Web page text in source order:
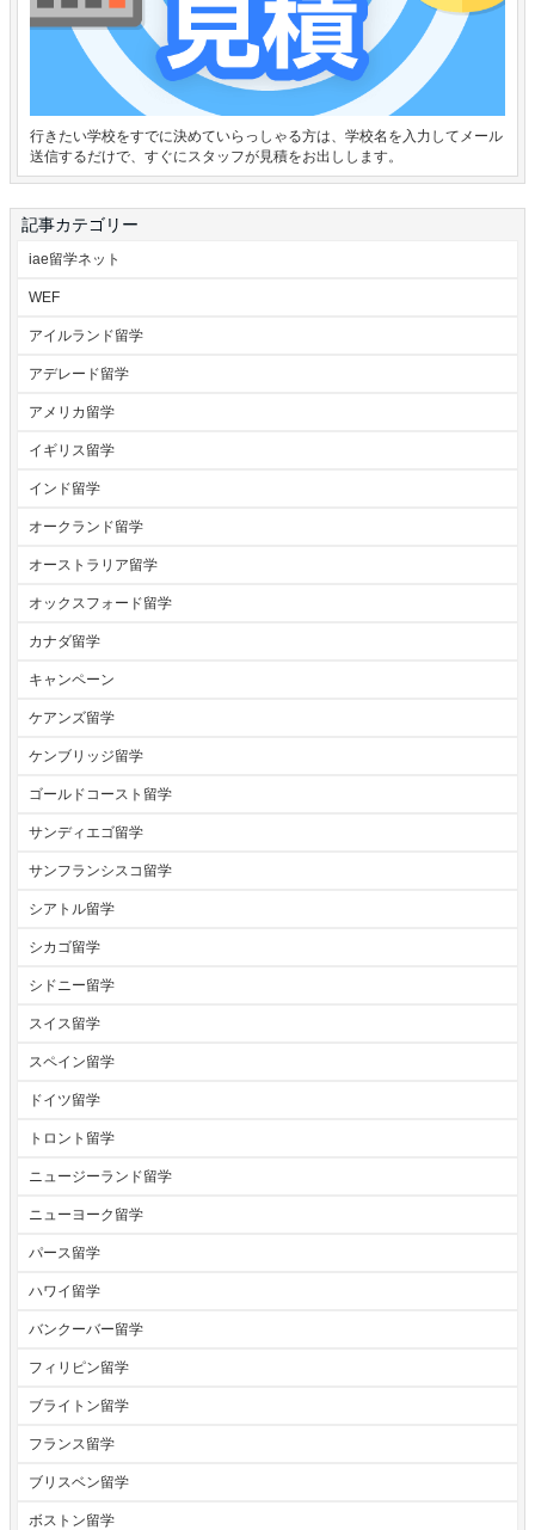
行きたい学校をすでに決めていらっしゃる方は、学校名を入力してメール
送信するだけで、すぐにスタッフが見積をお出しします。
記事カテゴリー
iae留学ネット
WEF
アイルランド留学
アデレード留学
アメリカ留学
イギリス留学
インド留学
オークランド留学
オーストラリア留学
オックスフォード留学
カナダ留学
キャンペーン
ケアンズ留学
ケンブリッジ留学
ゴールドコースト留学
サンディエゴ留学
サンフランシスコ留学
シアトル留学
シカゴ留学
シドニー留学
スイス留学
スペイン留学
ドイツ留学
トロント留学
ニュージーランド留学
ニューヨーク留学
パース留学
ハワイ留学
バンクーバー留学
フィリピン留学
ブライトン留学
フランス留学
ブリスベン留学
ボストン留学